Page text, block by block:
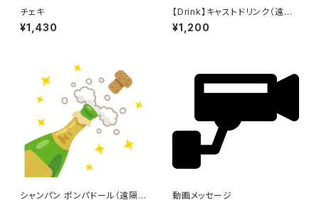
チェキ
¥1,430
【Drink】キャストドリンク（遠隔
専用）
¥1,200
シャンパン ポンパドール（遠隔
動画メッセージ